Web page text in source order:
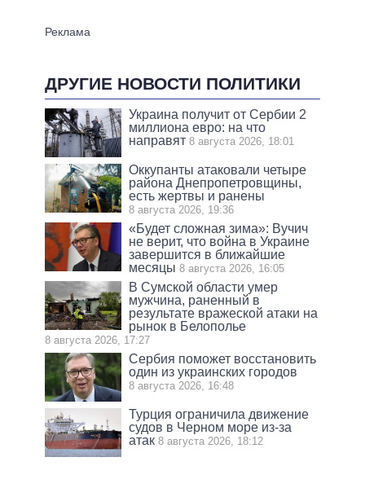
ДРУГИЕ НОВОСТИ ПОЛИТИКИ
Украина получит от Сербии 2
миллиона евро: на что
направят 8 августа 2026, 18:01
Оккупанты атаковали четыре
района Днепропетровщины,
есть жертвы и ранены
8 августа 2026, 19:36
«Будет сложная зима»: Вучич
не верит, что война в Украине
завершится в ближайшие
месяцы 8 августа 2026, 16:05
В Сумской области умер
мужчина, раненный в
результате вражеской атаки на
рынок в Белополье
8 августа 2026, 17:27
Сербия поможет восстановить
один из украинских городов
8 августа 2026, 16:48
Турция ограничила движение
судов в Черном море из-за
атак 8 августа 2026, 18:12